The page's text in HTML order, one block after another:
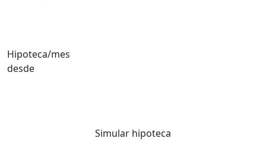
Hipoteca/mes
desde
Simular hipoteca